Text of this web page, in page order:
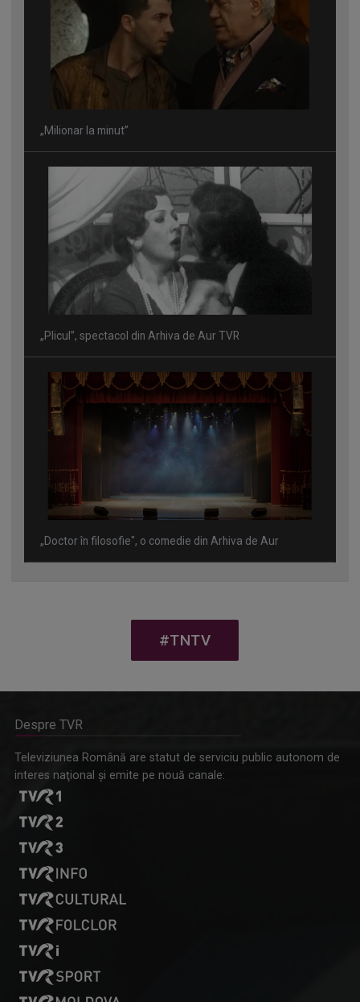
„Milionar la minut”
„Plicul”, spectacol din Arhiva de Aur TVR
„Doctor în filosofie", o comedie din Arhiva de Aur
prin piesa „Ultima oră”, o montare de colecție, din 1979
#TNTV
Despre TVR
Televiziunea Română are statut de serviciu public autonom de
interes naţional şi emite pe nouă canale: